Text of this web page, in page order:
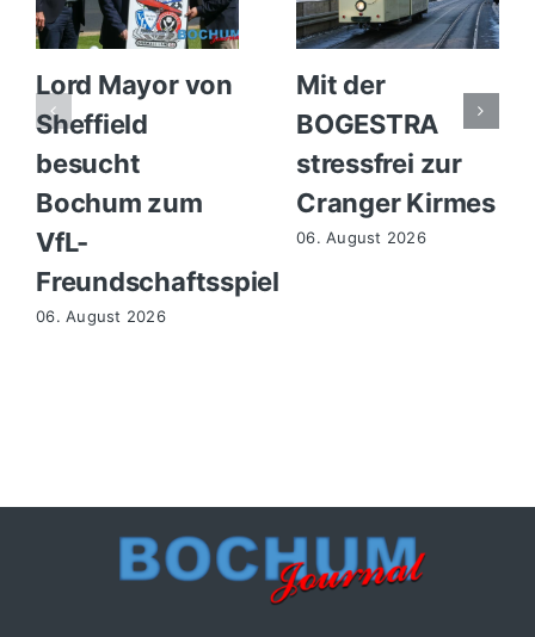
Lord Mayor von
Sheffield
besucht
Bochum zum
VfL-
Freundschaftsspiel
06. August 2026
Mit der
BOGESTRA
stressfrei zur
Cranger Kirmes
06. August 2026